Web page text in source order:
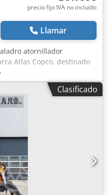
precio fijo IVA no incluído
Llamar
atornillador
Atlas Copco, destinado
y aplicaciones de
industrial; no es un
Aeyc Rvaemaor
STB34-06-106 •
y trabajos en serie El
Atlas Copco • Todo
Estado: Usado, en
de uso. Sin grietas ni
un desmontaje industrial.
Clasificado